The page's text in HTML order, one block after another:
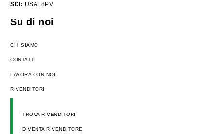
SDI: USAL8PV
Su di noi
CHI SIAMO
CONTATTI
LAVORA CON NOI
RIVENDITORI
TROVA RIVENDITORI
DIVENTA RIVENDITORE